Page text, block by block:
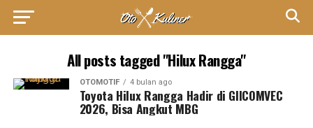
All posts tagged "Hilux Rangga"
OTOMOTIF 4 bulan ago
Toyota Hilux Rangga Hadir di GIICOMVEC
2026, Bisa Angkut MBG